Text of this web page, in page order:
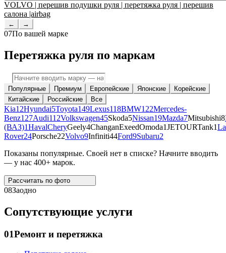
VOLVO | перешив подушки руля | перетяжка руля | перешив
салона |airbag
← →
07По вашей марке
Перетяжка руля по маркам
Популярные Премиум Европейские Японские
Корейские
Китайские
Российские Все
Kia12Hyundai5Toyota149Lexus118BMW122Mercedes-
Benz127Audi112Volkswagen45Skoda5Nissan19Mazda7Mitsubishi8
(ВАЗ)1HavalCheryGeely4ChanganExeedOmoda1JETOURTank1
Rover24Porsche22Volvo9Infiniti44Ford9Subaru2
Показаны популярные. Своей нет в списке? Начните вводить
— у нас 400+ марок.
Рассчитать по фото
08Заодно
Сопутствующие услуги
01Ремонт и перетяжка